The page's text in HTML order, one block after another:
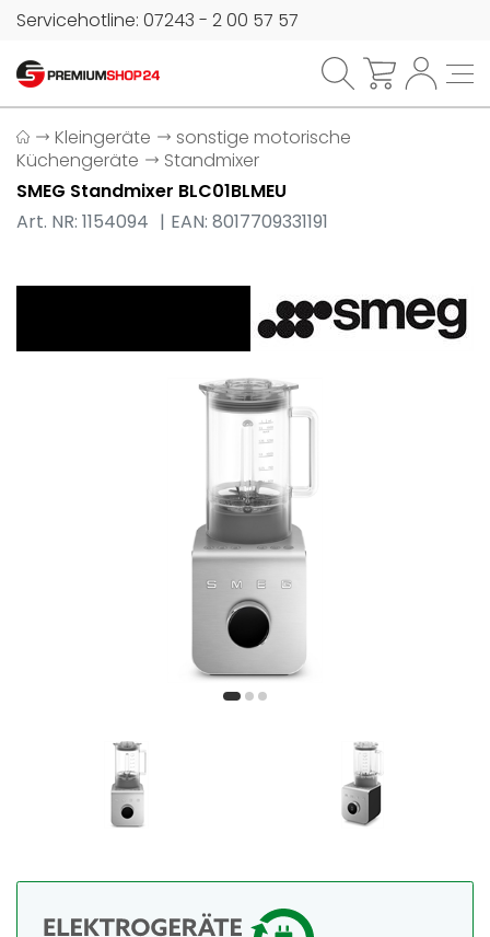
Servicehotline: 07243 - 2 00 57 57
Kleingeräte
sonstige motorische
Küchengeräte
Standmixer
SMEG Standmixer BLC01BLMEU
Art. NR: 1154094
EAN: 8017709331191